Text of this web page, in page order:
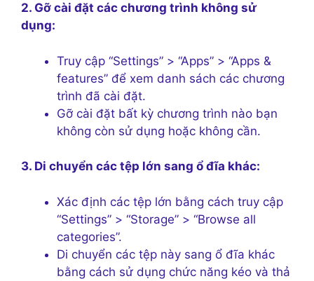
2. Gỡ cài đặt các chương trình không sử
dụng:
Truy cập “Settings” > “Apps” > “Apps &
features” để xem danh sách các chương
trình đã cài đặt.
Gỡ cài đặt bất kỳ chương trình nào bạn
không còn sử dụng hoặc không cần.
3. Di chuyển các tệp lớn sang ổ đĩa khác:
Xác định các tệp lớn bằng cách truy cập
“Settings” > “Storage” > “Browse all
categories”.
Di chuyển các tệp này sang ổ đĩa khác
bằng cách sử dụng chức năng kéo và thả